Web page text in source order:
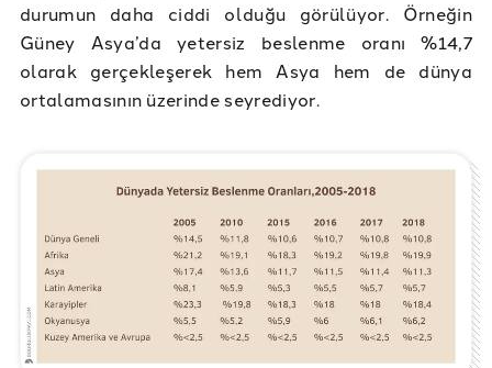
durumun daha ciddi olduğu görülüyor. Örneğin
Güney Asya’da yetersiz beslenme oranı %14,7
olarak gerçekleşerek hem Asya hem de dünya
ortalamasının üzerinde seyrediyor.